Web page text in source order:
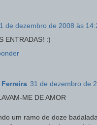
de dezembro de 2008 às
ENTRADAS! :)
31 de dezembro de
ME DE AMOR
um ramo de doze